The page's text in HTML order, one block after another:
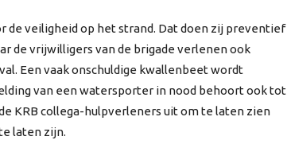
de veiligheid op het strand. Dat doen zij preventief
de vrijwilligers van de brigade verlenen ook
Een vaak onschuldige kwallenbeet wordt
van een watersporter in nood behoort ook tot
KRB collega-hulpverleners uit om te laten zien
laten zijn.